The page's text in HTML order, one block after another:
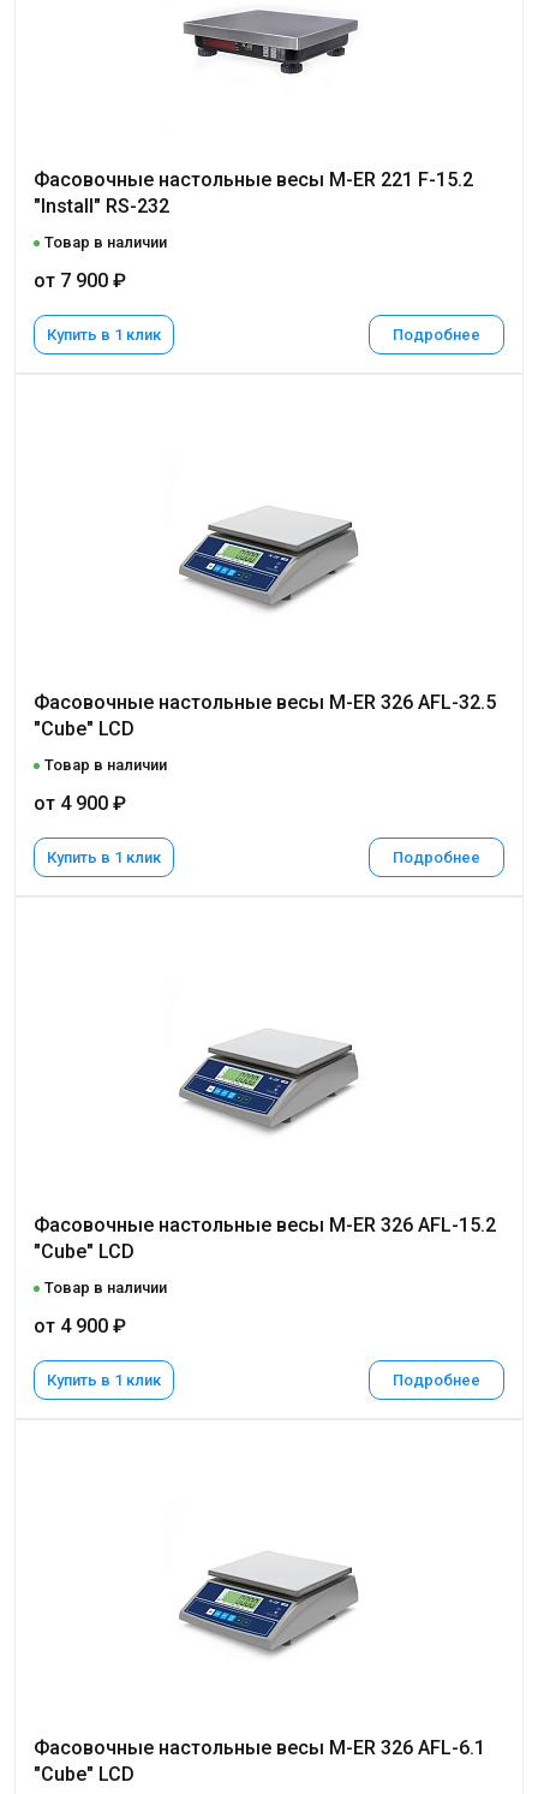
Фасовочные настольные весы M-ER 221 F-15.2
"Install" RS-232
Товар в наличии
от 7 900 ₽
Купить в 1 клик Подробнее
Фасовочные настольные весы M-ER 326 AFL-32.5
"Cube" LCD
Товар в наличии
от 4 900 ₽
Купить в 1 клик Подробнее
Фасовочные настольные весы M-ER 326 AFL-15.2
"Cube" LCD
Товар в наличии
от 4 900 ₽
Купить в 1 клик Подробнее
Фасовочные настольные весы M-ER 326 AFL-6.1
"Cube" LCD